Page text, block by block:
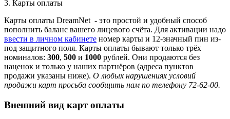
3. Карты оплаты
Карты оплаты DreamNet - это простой и удобный способ
пополнить баланс вашего лицевого счёта. Для активации надо
ввести в личном кабинете номер карты и 12-значный пин из-
под защитного поля. Карты оплаты бывают только трёх
номиналов: 300, 500 и 1000 рублей. Они продаются без
наценок и только у наших партнёров (адреса пунктов
продажи указаны ниже). О любых нарушениях условий
продажи карт просьба сообщить нам по телефону 72-62-00.
Внешний вид карт оплаты